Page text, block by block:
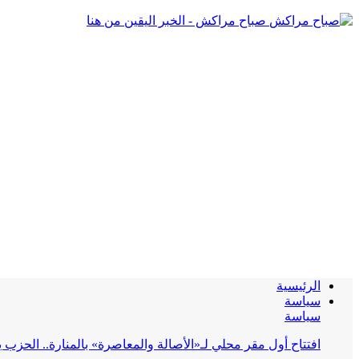
صباح مراكش - الخبر اليقين من هنا
الرئيسية
سياسة
سياسة
افتتاح أول مقر محلي لـ«الأصالة والمعاصرة» بالمنارة..